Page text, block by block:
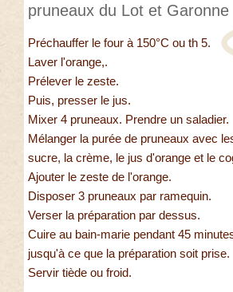
pruneaux du Lot et Garonne
Préchauffer le four à 150°C ou th 5.
Laver l'orange,.
Prélever le zeste.
Puis, presser le jus.
Mixer 4 pruneaux. Prendre un saladier.
Mélanger la purée de pruneaux avec
sucre, la crème, le jus d'orange et le
Ajouter le zeste de l'orange.
Disposer 3 pruneaux par ramequin.
Verser la préparation par dessus.
Cuire au bain-marie pendant 45
jusqu'à ce que la préparation soit prise.
Servir tiède ou froid.